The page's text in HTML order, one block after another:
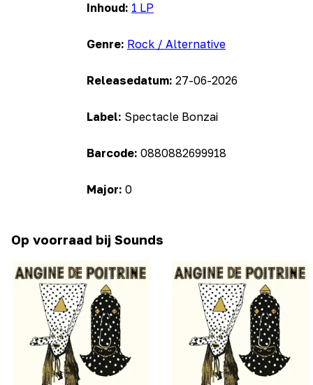
Inhoud: 1 LP
Genre: Rock / Alternative
Releasedatum: 27-06-2026
Label: Spectacle Bonzai
Barcode: 0880882699918
Major: 0
Op voorraad bij Sounds